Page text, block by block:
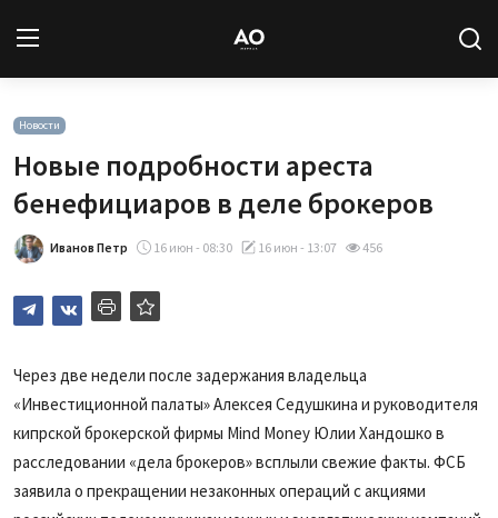
Новости
Статьи
Авторы
База знаний
Подписка
Новости
Новые подробности ареста
бенефициаров в деле брокеров
Иванов Петр 16 июн - 08:30 16 июн - 13:07 456
Через две недели после задержания владельца
«Инвестиционной палаты» Алексея Седушкина и руководителя
кипрской брокерской фирмы Mind Money Юлии Хандошко в
расследовании «дела брокеров» всплыли свежие факты. ФСБ
заявила о прекращении незаконных операций с акциями